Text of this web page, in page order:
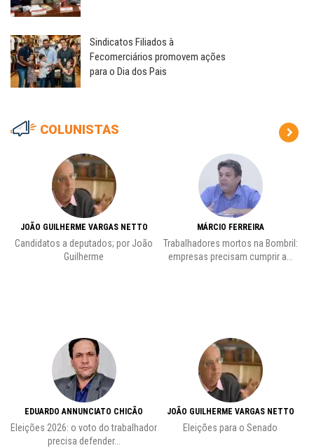
Sindicatos Filiados à
Fecomerciários promovem ações
para o Dia dos Pais
COLUNISTAS
JOÃO GUILHERME VARGAS NETTO
Candidatos a deputados; por João
Guilherme
EDUARDO ANNUNCIATO CHICÃO
Eleições 2026: o voto do trabalhador
precisa defender...
MÁRCIO FERREIRA
Trabalhadores mortos na Bombril:
empresas precisam cumprir a...
JOÃO GUILHERME VARGAS NETTO
Eleições para o Senado